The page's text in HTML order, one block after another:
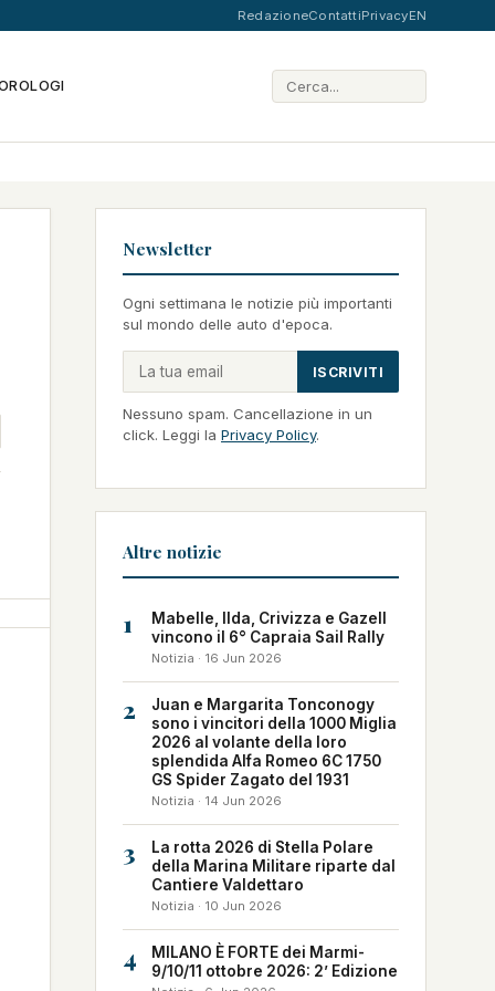
RedazioneContattiPrivacyEN
Newsletter
Ogni settimana le notizie più importanti
sul mondo delle auto d'epoca.
ISCRIVITI
Nessuno spam. Cancellazione in un
click. Leggi la Privacy Policy.
Altre notizie
1
Mabelle, Ilda, Crivizza e Gazell
vincono il 6° Capraia Sail Rally
Notizia · 16 Jun 2026
2
Juan e Margarita Tonconogy
sono i vincitori della 1000 Miglia
2026 al volante della loro
splendida Alfa Romeo 6C 1750
GS Spider Zagato del 1931
Notizia · 14 Jun 2026
3
La rotta 2026 di Stella Polare
della Marina Militare riparte dal
Cantiere Valdettaro
Notizia · 10 Jun 2026
4
MILANO È FORTE dei Marmi-
9/10/11 ottobre 2026: 2’ Edizione